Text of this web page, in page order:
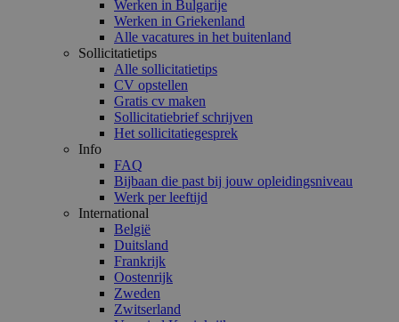
Werken in Bulgarije
Werken in Griekenland
Alle vacatures in het buitenland
Sollicitatietips
Alle sollicitatietips
CV opstellen
Gratis cv maken
Sollicitatiebrief schrijven
Het sollicitatiegesprek
Info
FAQ
Bijbaan die past bij jouw opleidingsniveau
Werk per leeftijd
International
België
Duitsland
Frankrijk
Oostenrijk
Zweden
Zwitserland